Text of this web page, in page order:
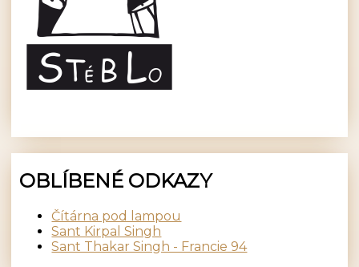
OBLÍBENÉ ODKAZY
Čítárna pod lampou
Sant Kirpal Singh
Sant Thakar Singh - Francie 94